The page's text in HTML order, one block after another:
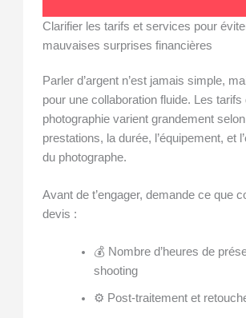
Clarifier les tarifs et services pour
mauvaises surprises financières
Parler d’argent n’est jamais simple,
pour une collaboration fluide. Les tarifs
photographie varient grandement
prestations, la durée, l’équipement, et
du photographe.
Avant de t’engager, demande ce que
devis :
💰 Nombre d’heures de
shooting
⚙️ Post-traitement et